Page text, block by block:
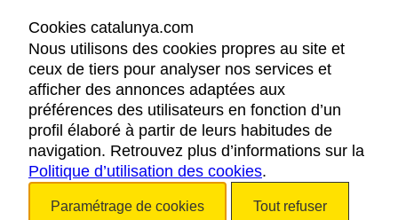
MENTIONS LÉGALES
RÈGLES DE CONFIDENTIALITÉ
COOKIES
ACCESSIBILITÉ
Cookies catalunya.com
Nous utilisons des cookies propres au site et
ceux de tiers pour analyser nos services et
afficher des annonces adaptées aux
préférences des utilisateurs en fonction d’un
profil élaboré à partir de leurs habitudes de
navigation. Retrouvez plus d’informations sur la
Politique d’utilisation des cookies.
Paramétrage de cookies Tout refuser